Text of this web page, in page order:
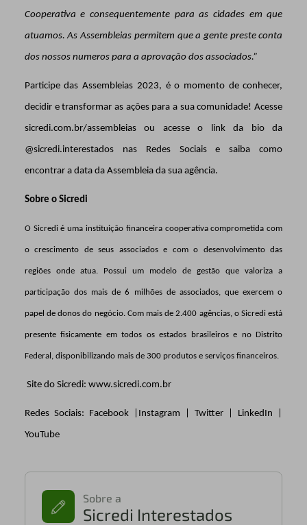
Cooperativa e consequentemente para as cidades em que
atuamos. As Assembleias permitem que a gente preste conta
dos nossos numeros para a aprovação dos associados.”
Participe das Assembleias 2023, é o momento de conhecer,
decidir e transformar as ações para a sua comunidade! Acesse
sicredi.com.br/assembleias ou acesse o link da bio da
@sicredi.interestados nas Redes Sociais e saiba como
encontrar a data da Assembleia da sua agência.
Sobre o Sicredi
O Sicredi é uma instituição financeira cooperativa comprometida com
o crescimento de seus associados e com o desenvolvimento das
regiões onde atua. Possui um modelo de gestão que valoriza a
participação dos mais de 6 milhões de associados, que exercem o
papel de donos do negócio. Com mais de 2.400 agências, o Sicredi está
presente fisicamente em todos os estados brasileiros e no Distrito
Federal, disponibilizando mais de 300 produtos e serviços financeiros.
Site do Sicredi: www.sicredi.com.br
Redes Sociais: Facebook| Instagram Twitter LinkedIn
YouTube
Sobre a
Sicredi Interestados